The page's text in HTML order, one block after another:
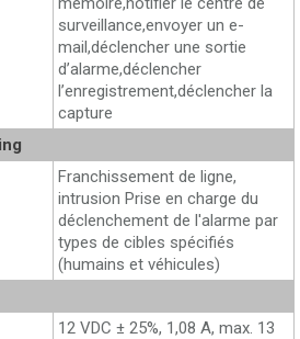
surveillance,envoyer un e-
mail,déclencher une sortie
d’alarme,déclencher
l’enregistrement,déclencher la
capture
Franchissement de ligne,
intrusion Prise en charge du
déclenchement de l'alarme par
types de cibles spécifiés
(humains et véhicules)
12 VDC ± 25%, 1,08 A, max. 13